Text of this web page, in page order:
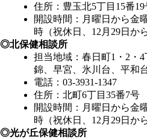
住所：豊玉北5丁目15番
開設時間：月曜日から金
時（祝休日、12月29日か
◎北保健相談所
担当地域：春日町1・2・4
錦、早宮、氷川台、平和
電話：03-3931-1347
住所：北町6丁目35番7号
開設時間：月曜日から金
時（祝休日、12月29日か
◎光が丘保健相談所